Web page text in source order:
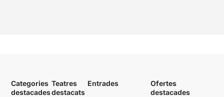
Categories
destacades
Teatres
destacats
Entrades
Ofertes
destacades